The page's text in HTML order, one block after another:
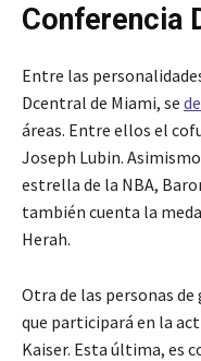
Conferencia
Entre las
Dcentral de Miami, se
áreas. Entre ellos el
Joseph Lubin.
estrella de la NBA,
también cuenta la
Herah.
Otra de las personas
que participará en la
Kaiser. Esta última, es